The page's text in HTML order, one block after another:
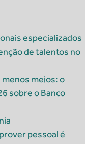
especializados
de talentos no
meios: o
sobre o Banco
pessoal é